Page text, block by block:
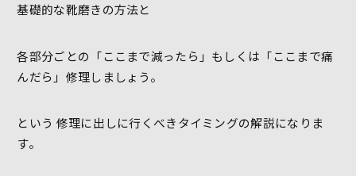
基礎的な靴磨きの方法と
各部分ごとの「ここまで減ったら」もしくは「ここまで痛
んだら」修理しましょう。
という 修理に出しに行くべきタイミングの解説になりま
す。